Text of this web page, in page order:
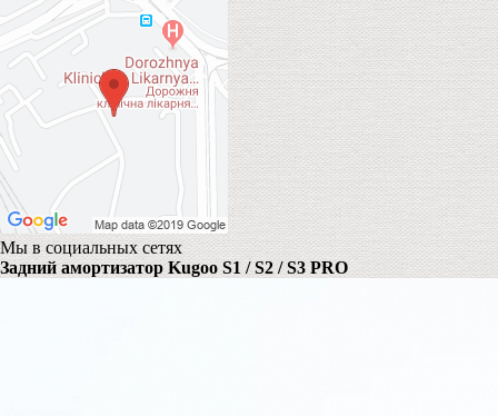
Мы в социальных сетях
Задний амортизатор Kugoo S1 / S2 / S3 PRO